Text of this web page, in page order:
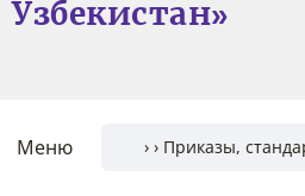
Узбекистан»
Меню